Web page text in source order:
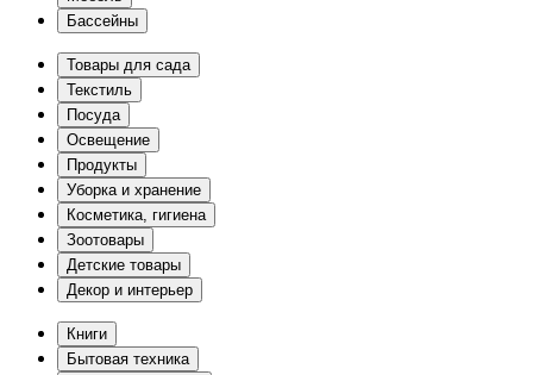
Бассейны
Товары для сада
Текстиль
Посуда
Освещение
Продукты
Уборка и хранение
Косметика, гигиена
Зоотовары
Детские товары
Декор и интерьер
Книги
Бытовая техника